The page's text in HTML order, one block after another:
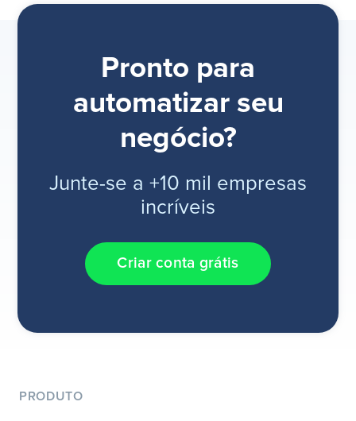
Pronto para
automatizar seu
negócio?
Junte-se a +10 mil empresas
incríveis
Criar conta grátis
PRODUTO